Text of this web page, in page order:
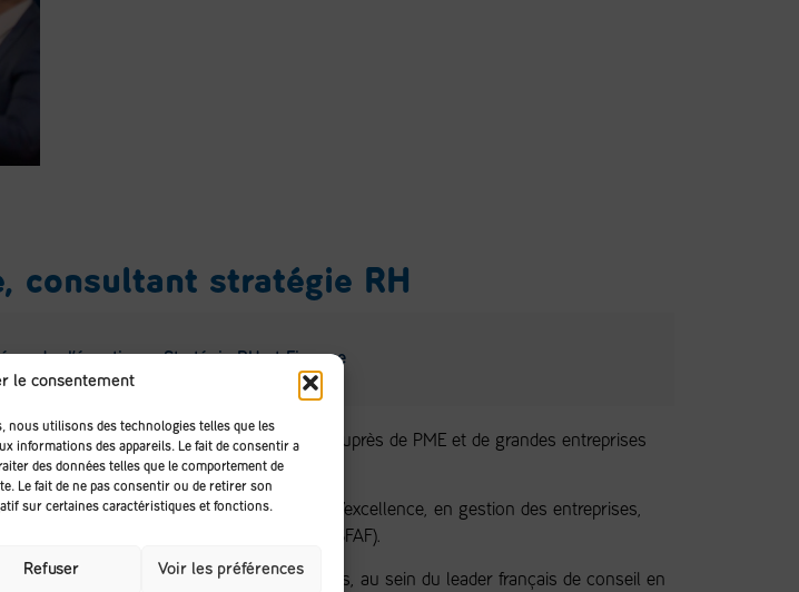
le consentement
nous utilisons des technologies telles que les
informations des appareils. Le fait de consentir à
des données telles que le comportement de
Le fait de ne pas consentir ou de retirer son
sur certaines caractéristiques et fonctions.
Refuser Voir les préférences
consultant stratégie RH
l’équation = Stratégie RH et Finance
Sébastien Lavergne est consultant auprès de PME et de grandes entreprises
depuis plus de 20 ans.
Il s’appuie sur une solide formation d’excellence, en gestion des entreprises,
Sciences Po et d’analyste financier (SFAF).
Directeur de mission, pendant 15 ans, au sein du leader français de conseil en